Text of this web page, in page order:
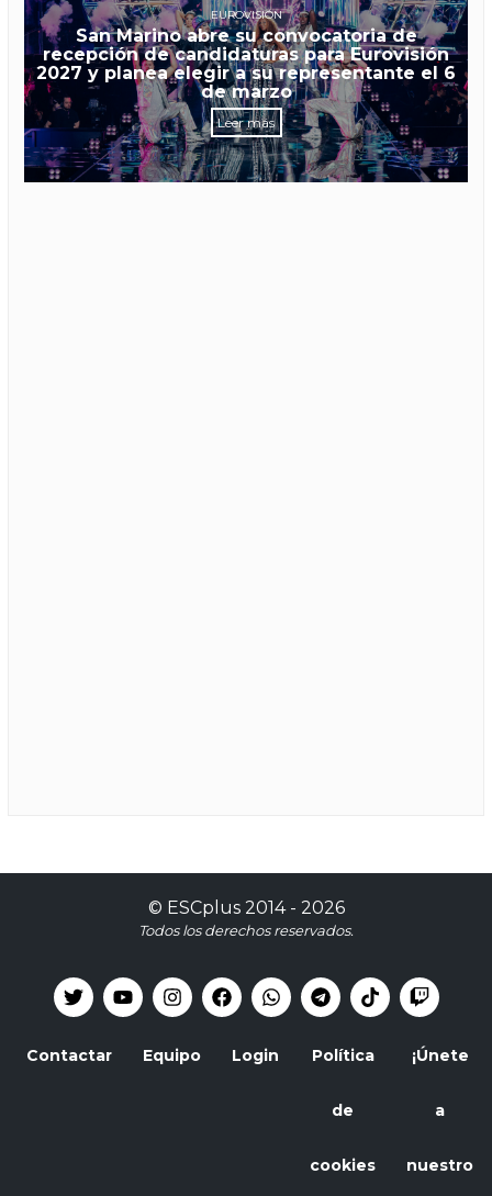
EUROVISIÓN
San Marino abre su convocatoria de
recepción de candidaturas para Eurovisión
2027 y planea elegir a su representante el 6
de marzo
Leer más
© ESCplus2014 - 2026
Todos los derechos reservados.
Contactar Equipo Login Política
de
cookies
¡Únete
a
nuestro